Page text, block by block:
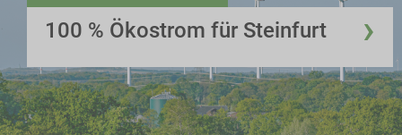
100 % Ökostrom für Steinfurt
›